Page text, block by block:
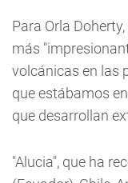
Para Orla
más
volcánicas en las
que estábamos
que desarrollan
"Alucia", que ha